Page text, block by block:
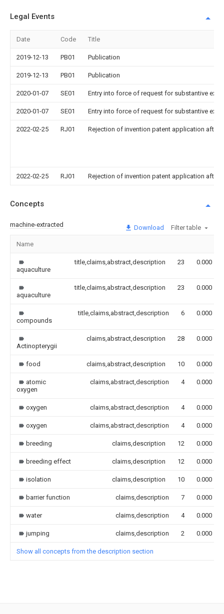
Legal Events
Date Code Title
2019-12-13 PB01 Publication
2019-12-13 PB01 Publication
2020-01-07 SE01 Entry into force of request for substantive
2020-01-07 SE01 Entry into force of request for substantive
2022-02-25 RJ01 Rejection of invention patent application after
2022-02-25 RJ01 Rejection of invention patent application after
Concepts
machine-extracted Download Filter table
Name
aquaculture
title,claims,abstract,description 23 0.000
aquaculture
title,claims,abstract,description 23 0.000
compounds
title,claims,abstract,description 6 0.000
Actinopterygii
claims,abstract,description 28 0.000
food claims,abstract,description 10 0.000
atomic
oxygen
claims,abstract,description 4 0.000
oxygen claims,abstract,description 4 0.000
oxygen claims,abstract,description 4 0.000
breeding claims,description 12 0.000
breeding effect claims,description 12 0.000
isolation claims,description 10 0.000
barrier function claims,description 7 0.000
water claims,description 4 0.000
jumping claims,description 2 0.000
Show all concepts from the description section